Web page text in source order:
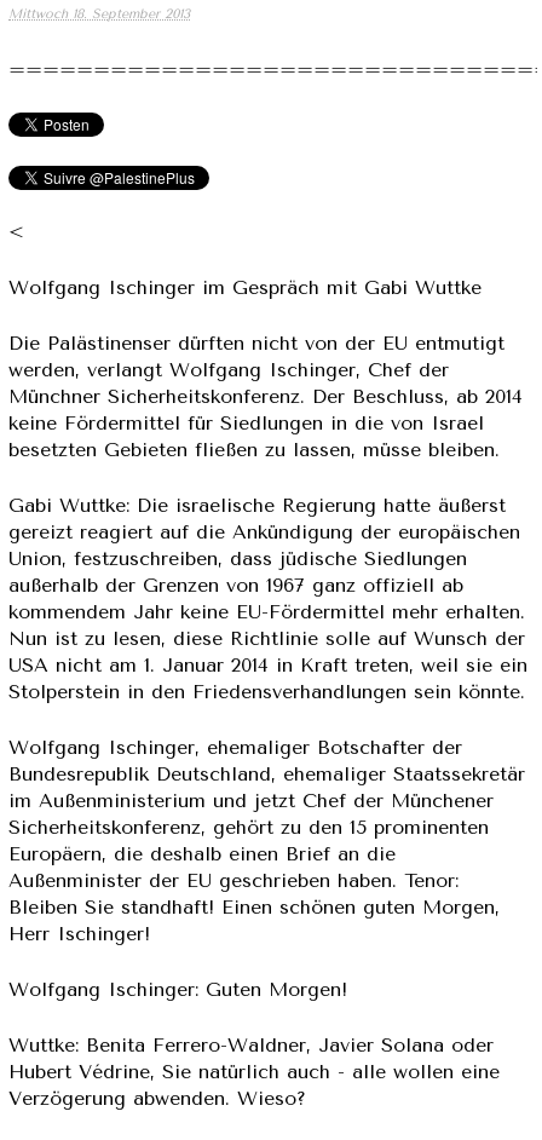
Mittwoch 18. September 2013
<
Wolfgang Ischinger im Gespräch mit Gabi Wuttke
Die Palästinenser dürften nicht von der EU entmutigt
werden, verlangt Wolfgang Ischinger, Chef der
Münchner Sicherheitskonferenz. Der Beschluss, ab 2014
keine Fördermittel für Siedlungen in die von Israel
besetzten Gebieten fließen zu lassen, müsse bleiben.
Gabi Wuttke: Die israelische Regierung hatte äußerst
gereizt reagiert auf die Ankündigung der europäischen
Union, festzuschreiben, dass jüdische Siedlungen
außerhalb der Grenzen von 1967 ganz offiziell ab
kommendem Jahr keine EU-Fördermittel mehr erhalten.
Nun ist zu lesen, diese Richtlinie solle auf Wunsch der
USA nicht am 1. Januar 2014 in Kraft treten, weil sie ein
Stolperstein in den Friedensverhandlungen sein könnte.
Wolfgang Ischinger, ehemaliger Botschafter der
Bundesrepublik Deutschland, ehemaliger Staatssekretär
im Außenministerium und jetzt Chef der Münchener
Sicherheitskonferenz, gehört zu den 15 prominenten
Europäern, die deshalb einen Brief an die
Außenminister der EU geschrieben haben. Tenor:
Bleiben Sie standhaft! Einen schönen guten Morgen,
Herr Ischinger!
Wolfgang Ischinger: Guten Morgen!
Wuttke: Benita Ferrero-Waldner, Javier Solana oder
Hubert Védrine, Sie natürlich auch - alle wollen eine
Verzögerung abwenden. Wieso?